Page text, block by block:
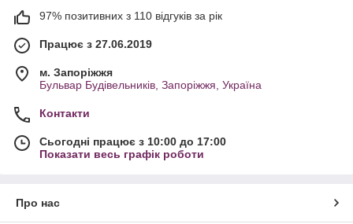
97% позитивних з 110 відгуків за рік
Працює з 27.06.2019
м. Запоріжжя
Бульвар Будівельників, Запоріжжя, Україна
Контакти
Сьогодні працює з 10:00 до 17:00
Показати весь графік роботи
Про нас